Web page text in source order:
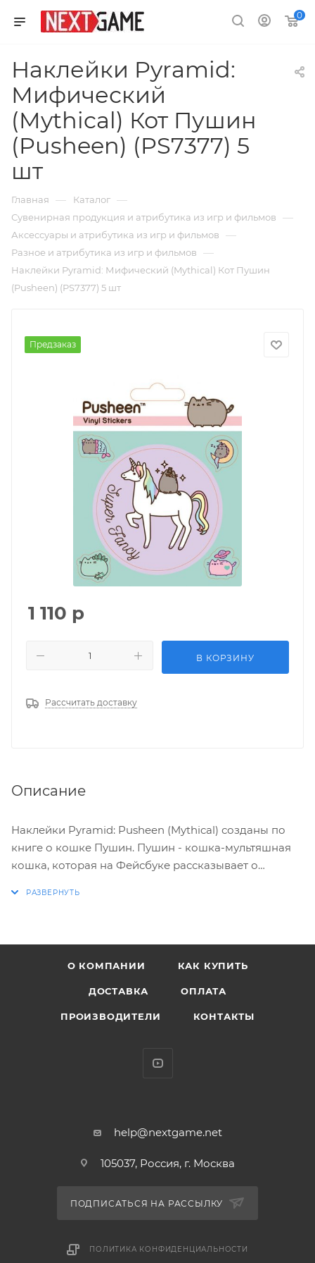
0
Наклейки Pyramid:
Мифический
(Mythical) Кот Пушин
(Pusheen) (PS7377) 5
шт
Главная — Каталог —
Сувенирная продукция и атрибутика из игр и фильмов —
Аксессуары и атрибутика из игр и фильмов —
Разное и атрибутика из игр и фильмов —
Наклейки Pyramid: Мифический (Mythical) Кот Пушин
(Pusheen) (PS7377) 5 шт
Предзаказ
1 110 р
В КОРЗИНУ
Рассчитать доставку
Описание
Наклейки Pyramid: Pusheen (Mythical) созданы по
книге о кошке Пушин. Пушин - кошка-мультяшная
кошка, которая на Фейсбуке рассказывает о
Производитель - Pyramid International
наклейки).
О КОМПАНИИ КАК КУПИТЬ
ДОСТАВКА ОПЛАТА
ПРОИЗВОДИТЕЛИ КОНТАКТЫ
help@nextgame.net
105037, Россия, г. Москва
ПОДПИСАТЬСЯ НА РАССЫЛКУ
ПОЛИТИКА КОНФИДЕНЦИАЛЬНОСТИ